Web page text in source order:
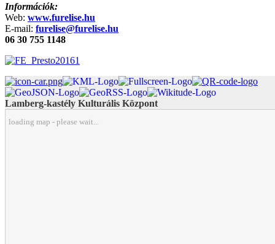
Információk:
Web: www.furelise.hu
E-mail: furelise@furelise.hu
06 30 755 1148
Lamberg-kastély Kulturális Központ
loading map - please wait...